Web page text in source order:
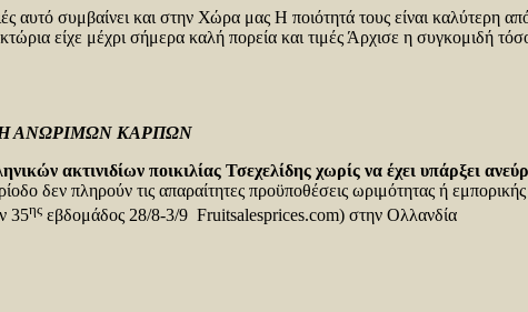
αυτό συμβαίνει και στην Χώρα μας Η ποιότητά τους είναι καλύτερη
είχε μέχρι σήμερα καλή πορεία και τιμές Άρχισε η συγκομιδή
ΑΝΩΡΙΜΩΝ ΚΑΡΠΩΝ
ακτινιδίων ποικιλίας Τσεχελίδης χωρίς να έχει υπάρξει
δεν πληρούν τις απαραίτητες προϋποθέσεις ωριμότητας ή
35ης εβδομάδος 28/8-3/9 Fruitsalesprices.com) στην Ολλανδία